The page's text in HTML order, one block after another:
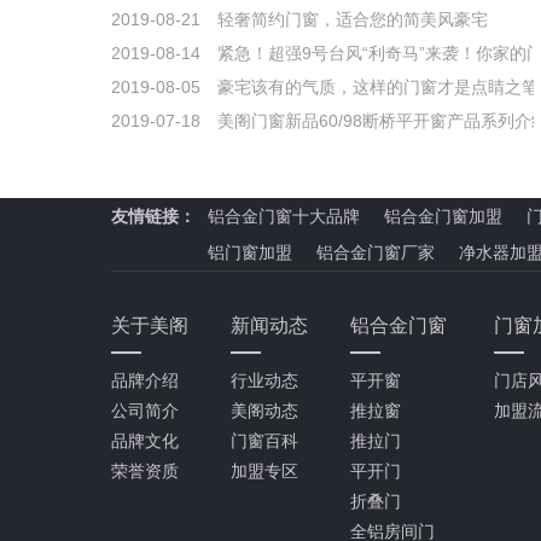
2019-08-21
轻奢简约门窗，适合您的简美风豪宅
2019-08-14
紧急！超强9号台风“利奇马”来袭！你家的
2019-08-05
豪宅该有的气质，这样的门窗才是点睛之
2019-07-18
美阁门窗新品60/98断桥平开窗产品系列介
友情链接： 铝合金门窗十大品牌 铝合金门窗加盟
铝门窗加盟
铝合金门窗厂家 净水器加
关于美阁
品牌介绍
公司简介
品牌文化
荣誉资质
新闻动态
行业动态
美阁动态
门窗百科
加盟专区
铝合金门窗
平开窗
推拉窗
推拉门
平开门
折叠门
全铝房间门
门窗
门店
加盟